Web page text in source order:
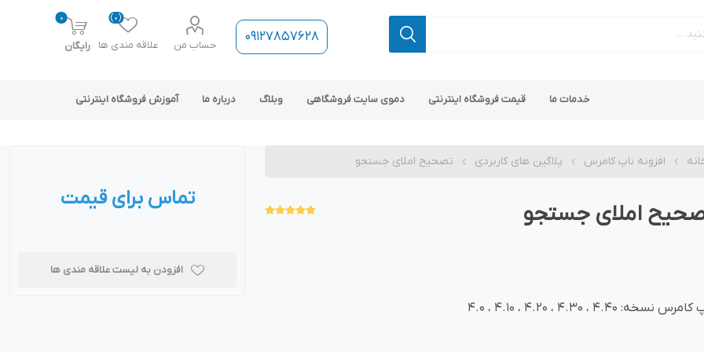
09127857628 حساب من علاقه مندی ها
(0)
0
رایگان
کامرس
خدمات ما قیمت فروشگاه اینترنتی دموی سایت فروشگاهی وبلاگ درباره ما آموزش فروشگاه اینترنتی
افزونه ناپ کامرس پلاگین های کاربردی تصحیح املای جستجو
املای جستجو
نسخه: 4.40 ، 4.30 ، 4.20 ، 4.10 ، 4.0
تماس برای قیمت
افزودن به لیست علاقه مندی ها